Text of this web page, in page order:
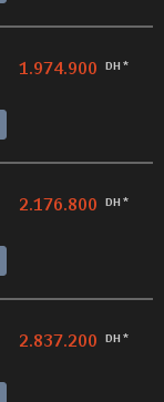
1.974.900 DH *
2.176.800 DH *
2.837.200 DH *